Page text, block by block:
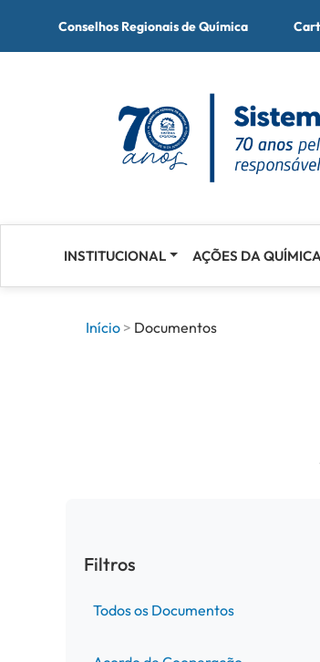
Conselhos Regionais de Química
INSTITUCIONAL AÇÕES DA QUÍMICA
o
Início Documentos
Filtros
Todos os Documentos